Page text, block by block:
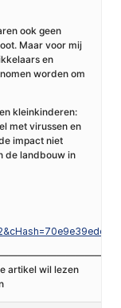
ook geen
Maar voor mij
en
worden om
kleinkinderen:
met virussen en
impact niet
de landbouw in
artikel wil lezen